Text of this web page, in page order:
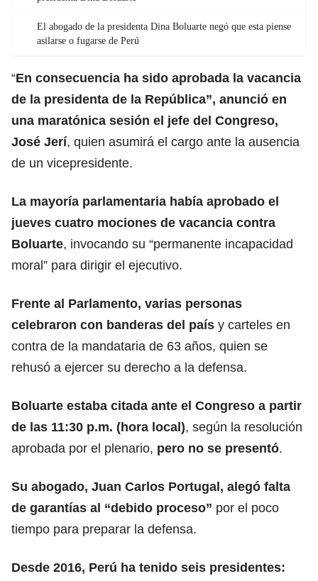
El abogado de la presidenta Dina Boluarte negó que esta piense
asilarse o fugarse de Perú
“En consecuencia ha sido aprobada la vacancia
de la presidenta de la República”, anunció en
una maratónica sesión el jefe del Congreso,
José Jerí, quien asumirá el cargo ante la ausencia
de un vicepresidente.
La mayoría parlamentaria había aprobado el
jueves cuatro mociones de vacancia contra
Boluarte, invocando su “permanente incapacidad
moral” para dirigir el ejecutivo.
Frente al Parlamento, varias personas
celebraron con banderas del país y carteles en
contra de la mandataria de 63 años, quien se
rehusó a ejercer su derecho a la defensa.
Boluarte estaba citada ante el Congreso a partir
de las 11:30 p.m. (hora local), según la resolución
aprobada por el plenario, pero no se presentó.
Su abogado, Juan Carlos Portugal, alegó falta
de garantías al “debido proceso” por el poco
tiempo para preparar la defensa.
Desde 2016, Perú ha tenido seis presidentes: